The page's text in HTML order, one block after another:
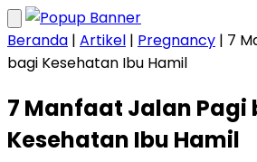
Beranda | Artikel | Pregnancy | 7
bagi Kesehatan Ibu Hamil
7 Manfaat Jalan Pagi
Kesehatan Ibu Hamil